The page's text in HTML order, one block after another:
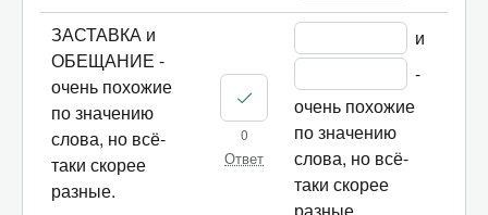
ЗАСТАВКА и
ОБЕЩАНИЕ -
очень похожие
по значению
слова, но всё-
таки скорее
разные.
0
Ответ
и
-
очень похожие
по значению
слова, но всё-
таки скорее